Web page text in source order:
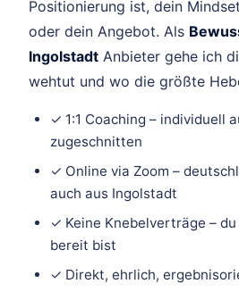
Positionierung ist, dein
oder dein Angebot. Als
Ingolstadt Anbieter gehe ich
wehtut und wo die größte
✓ 1:1 Coaching – individuell
zugeschnitten
✓ Online via Zoom –
auch aus Ingolstadt
✓ Keine Knebelverträge –
bereit bist
✓ Direkt, ehrlich,